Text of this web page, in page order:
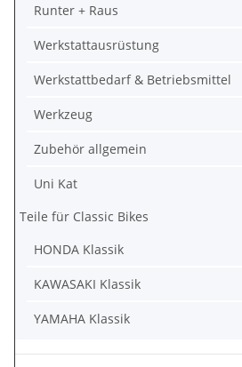
Runter + Raus
Werkstattausrüstung
Werkstattbedarf & Betriebsmittel
Werkzeug
Zubehör allgemein
Uni Kat
Teile für Classic Bikes
HONDA Klassik
KAWASAKI Klassik
YAMAHA Klassik